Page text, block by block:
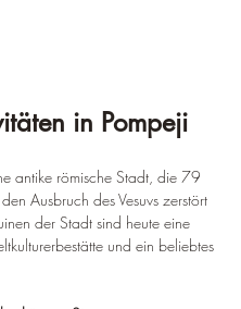
in Pompeji
antike römische Stadt, die 79
Ausbruch des Vesuvs zerstört
der Stadt sind heute eine
und ein beliebtes